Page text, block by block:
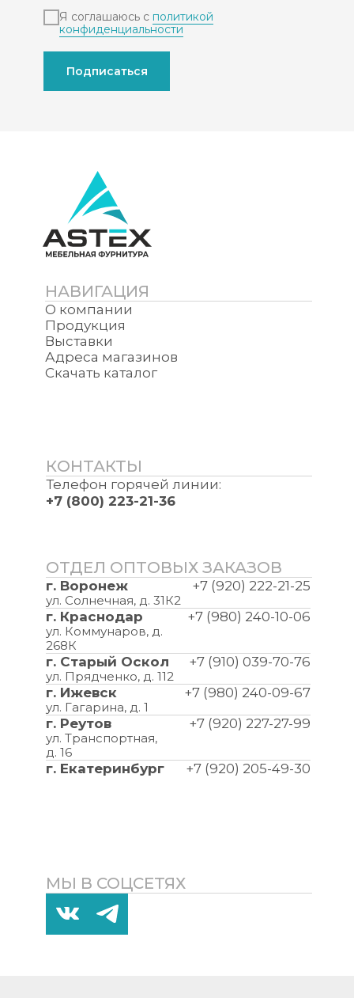
Я соглашаюсь с политикой
конфиденциальности
Подписаться
НАВИГАЦИЯ
О компании
Продукция
Выставки
Адреса магазинов
Скачать каталог
КОНТАКТЫ
Телефон горячей линии:
+7 (800) 223-21-36
МЫ В СОЦСЕТЯХ
ОТДЕЛ ОПТОВЫХ ЗАКАЗОВ
г. Воронеж
ул. Солнечная, д. 31К2
+7 (920) 222-21-25
г. Краснодар
ул. Коммунаров, д.
268К
+7 (980) 240-10-06
г. Старый Оскол
ул. Прядченко, д. 112
+7 (910) 039-70-76
г. Ижевск
ул. Гагарина, д. 1
+7 (980) 240-09-67
г. Реутов
ул. Транспортная,
д. 16
+7 (920) 227-27-99
г. Екатеринбург +7 (920) 205-49-30